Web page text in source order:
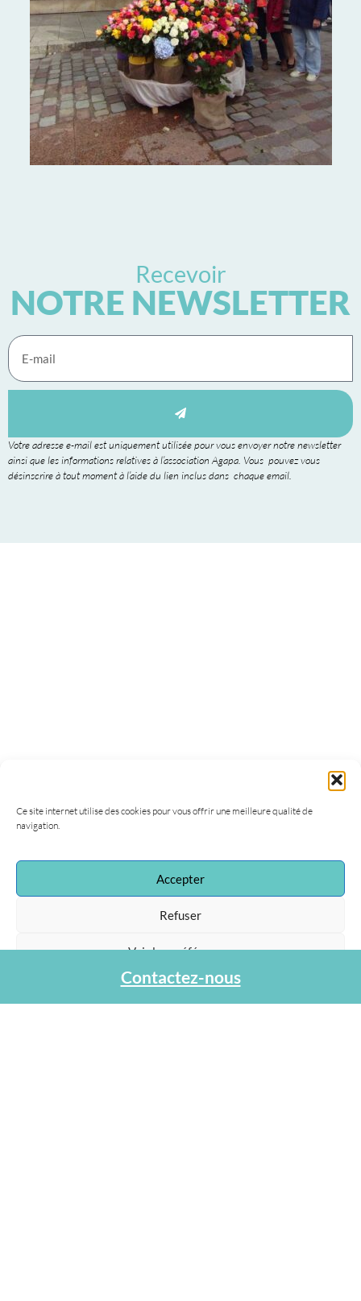
Ce site internet utilise des cookies pour vous offrir une meilleure qualité de
navigation.
Accepter
Refuser
Voir les préférences
Protection des données personnelles
Recevoir
NOTRE NEWSLETTER
Votre adresse e-mail est uniquement utilisée pour vous envoyer notre newsletter
ainsi que les informations relatives à l’association Agapa. Vous pouvez vous
désinscrire à tout moment à l’aide du lien inclus dans chaque email.
Contactez-nous